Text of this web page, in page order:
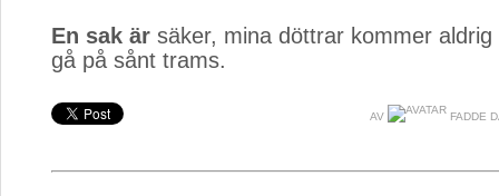
En sak är säker, mina döttrar kommer
gå på sånt trams.
AV FADDE